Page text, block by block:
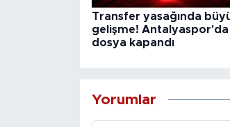
Transfer yasağında
gelişme! Antalyaspor'da
dosya kapandı
Yorumlar